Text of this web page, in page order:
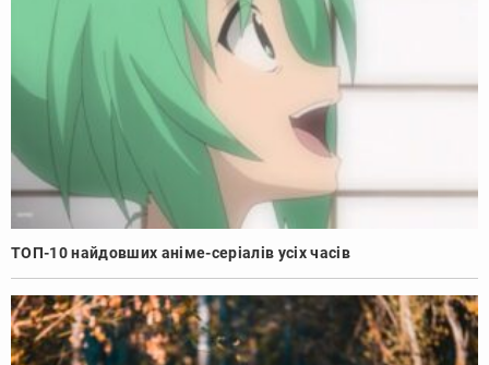
ТОП-10 найдовших аніме-серіалів усіх часів